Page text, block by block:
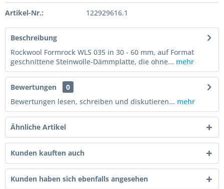
Artikel-Nr.: 122929616.1
Beschreibung
Rockwool Formrock WLS 035 in 30 - 60 mm, auf Format
geschnittene Steinwolle-Dämmplatte, die ohne... mehr
Bewertungen
0
Bewertungen lesen, schreiben und diskutieren... mehr
Ähnliche Artikel
Kunden kauften auch
Kunden haben sich ebenfalls angesehen